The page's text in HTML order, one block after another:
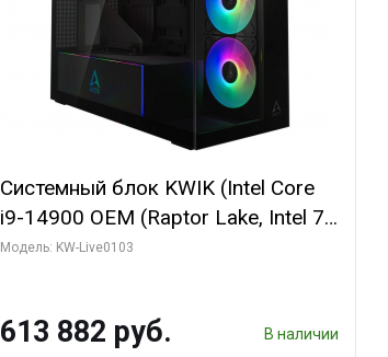
Системный блок KWIK (Intel Core
i9-14900 OEM (Raptor Lake, Intel 7,
C24 16EC/8PC// 64 ГБ ОЗУ (2
Turbo/ 960 ГБ SSD)
Модель: KW-Live0103
613 882 руб. В наличии